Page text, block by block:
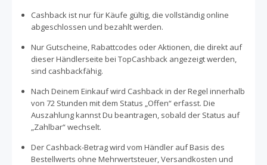
Cashback ist nur für Käufe gültig, die vollständig online
abgeschlossen und bezahlt werden.
Nur Gutscheine, Rabattcodes oder Aktionen, die direkt auf
dieser Händlerseite bei TopCashback angezeigt werden,
sind cashbackfähig.
Nach Deinem Einkauf wird Cashback in der Regel innerhalb
von 72 Stunden mit dem Status „Offen“ erfasst. Die
Auszahlung kannst Du beantragen, sobald der Status auf
„Zahlbar“ wechselt.
Der Cashback-Betrag wird vom Händler auf Basis des
Bestellwerts ohne Mehrwertsteuer, Versandkosten und